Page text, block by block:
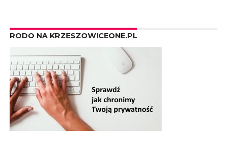
RODO NA KRZESZOWICEONE.PL